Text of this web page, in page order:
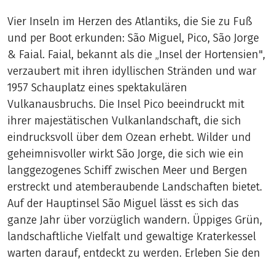
Vier Inseln im Herzen des Atlantiks, die Sie zu Fuß
und per Boot erkunden: São Miguel, Pico, São Jorge
& Faial. Faial, bekannt als die „Insel der Hortensien",
verzaubert mit ihren idyllischen Stränden und war
1957 Schauplatz eines spektakulären
Vulkanausbruchs. Die Insel Pico beeindruckt mit
ihrer majestätischen Vulkanlandschaft, die sich
eindrucksvoll über dem Ozean erhebt. Wilder und
geheimnisvoller wirkt São Jorge, die sich wie ein
langgezogenes Schiff zwischen Meer und Bergen
erstreckt und atemberaubende Landschaften bietet.
Auf der Hauptinsel São Miguel lässt es sich das
ganze Jahr über vorzüglich wandern. Üppiges Grün,
landschaftliche Vielfalt und gewaltige Kraterkessel
warten darauf, entdeckt zu werden. Erleben Sie den